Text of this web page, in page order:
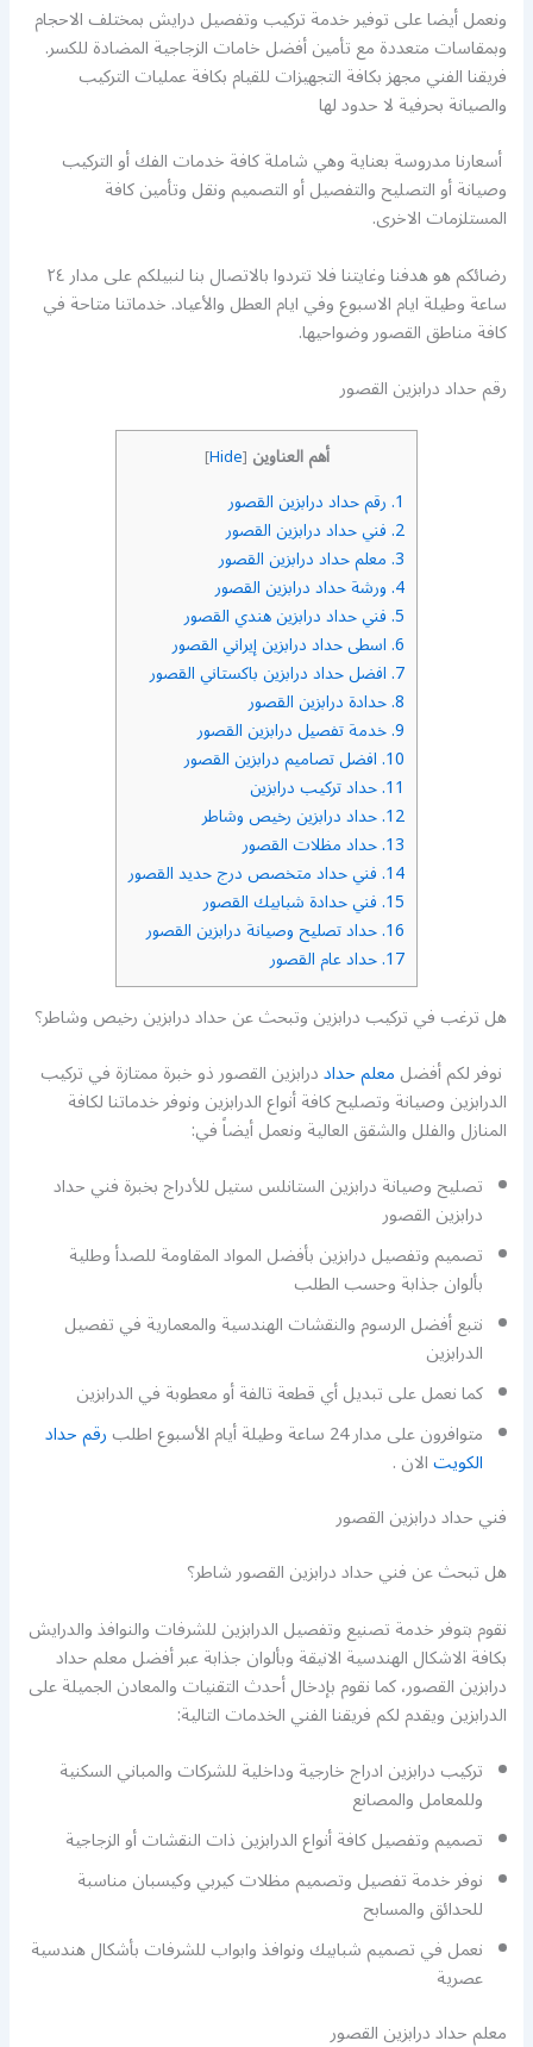
ونعمل أيضا على توفير خدمة تركيب وتفصيل درايش بمختلف الاحجام
وبمقاسات متعددة مع تأمين أفضل خامات الزجاجية المضادة للكسر.
فريقنا الفني مجهز بكافة التجهيزات للقيام بكافة عمليات التركيب
والصيانة بحرفية لا حدود لها
أسعارنا مدروسة بعناية وهي شاملة كافة خدمات الفك أو التركيب
وصيانة أو التصليح والتفصيل أو التصميم ونقل وتأمين كافة
المستلزمات الاخرى.
رضائكم هو هدفنا وغايتنا فلا تتردوا بالاتصال بنا لنبيلكم على مدار ٢٤
ساعة وطيلة ايام الاسبوع وفي ايام العطل والأعياد. خدماتنا متاحة في
كافة مناطق القصور وضواحيها.
رقم حداد درابزين القصور
أهم العناوين [
Hide
]
1. رقم حداد درابزين القصور
2. فني حداد درابزين القصور
3. معلم حداد درابزين القصور
4. ورشة حداد درابزين القصور
5. فني حداد درابزين هندي القصور
6. اسطى حداد درابزين إيراني القصور
7. افضل حداد درابزين باكستاني القصور
8. حدادة درابزين القصور
9. خدمة تفصيل درابزين القصور
10. افضل تصاميم درابزين القصور
11. حداد تركيب درابزين
12. حداد درابزين رخيص وشاطر
13. حداد مظلات القصور
14. فني حداد متخصص درج حديد القصور
15. فني حدادة شبابيك القصور
16. حداد تصليح وصيانة درابزين القصور
17. حداد عام القصور
هل ترغب في تركيب درابزين وتبحث عن حداد درابزين رخيص وشاطر؟
نوفر لكم أفضلمعلم حداددرابزين القصور ذو خبرة ممتازة في تركيب
الدرابزين وصيانة وتصليح كافة أنواع الدرابزين ونوفر خدماتنا لكافة
المنازل والفلل والشقق العالية ونعمل أيضاً في:
تصليح وصيانة درابزين الستانلس ستيل للأدراج بخبرة فني حداد
درابزين القصور
تصميم وتفصيل درابزين بأفضل المواد المقاومة للصدأ وطلية
بألوان جذابة وحسب الطلب
نتبع أفضل الرسوم والنقشات الهندسية والمعمارية في تفصيل
الدرابزين
كما نعمل على تبديل أي قطعة تالفة أو معطوبة في الدرابزين
متوافرون على مدار 24 ساعة وطيلة أيام الأسبوع اطلب
رقم حداد
الكويتالان .
فني حداد درابزين القصور
هل تبحث عن فني حداد درابزين القصور شاطر؟
نقوم بتوفر خدمة تصنيع وتفصيل الدرابزين للشرفات والنوافذ والدرايش
بكافة الاشكال الهندسية الانيقة وبألوان جذابة عبر أفضل معلم حداد
درابزين القصور، كما نقوم بإدخال أحدث التقنيات والمعادن الجميلة على
الدرابزين ويقدم لكم فريقنا الفني الخدمات التالية:
تركيب درابزين ادراج خارجية وداخلية للشركات والمباني السكنية
وللمعامل والمصانع
تصميم وتفصيل كافة أنواع الدرابزين ذات النقشات أو الزجاجية
نوفر خدمة تفصيل وتصميم مظلات كيربي وكيسبان مناسبة
للحدائق والمسابح
نعمل في تصميم شبابيك ونوافذ وابواب للشرفات بأشكال هندسية
عصرية
معلم حداد درابزين القصور